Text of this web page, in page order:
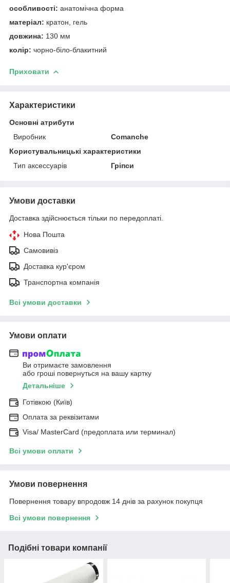
особливості: анатомічна форма
матеріал: кратон, гель
довжина: 130 мм
колір: чорно-біло-блакитний
Приховати
Характеристики
Основні атрибути
Виробник
Comanche
Користувальницькі характеристики
Тип аксессуарів
Гріпси
Умови доставки
Доставка здійснюється тільки по передоплаті.
Нова Пошта
Самовивіз
Доставка кур'єром
Транспортна компанія
Всі умови доставки
Умови оплати
Ви отримаєте замовлення
або гроші повернуться на вашу картку
Детальніше
Готівкою (Київ)
Оплата за реквізитами
Visa/ MasterCard (предоплата или терминал)
Всі умови оплати
Умови повернення
Повернення товару впродовж 14 днів за рахунок покупця
Всі умови повернення
Подібні товари компанії